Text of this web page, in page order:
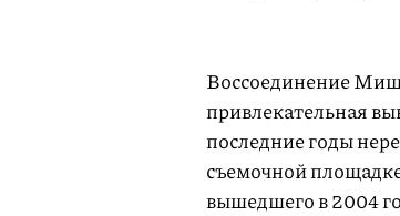
Воссоединение
привлекательная
последние годы
съемочной
вышедшего в 2004